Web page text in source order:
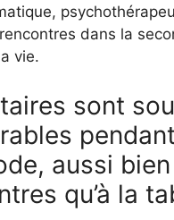
dans la
vie.
sont
pendant
aussi
qu’à la